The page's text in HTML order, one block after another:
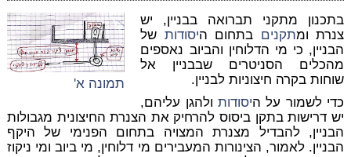
תמונה א'
בתכנון מתקני תברואה בבניין, יש
צנרת ומתקנים בתחום היסודות של
הבניין, כי מי הדלוחין והביוב נאספים
מהכלים הסניטרים שבבניין אל
שוחות בקרה חיצוניות לבניין.
כדי לשמור על היסודותולהגן עליהם,
יש דרישות בתקן ביסוס להרחיק את הצנרת החיצונית מגבולות
הבניין, להבדיל מצנרת המצויה בתחום הפנימי של היקף
הבניין. לאמור, הצינורות המעבירים מי דלוחין, מי ביוב ומי ניקוז